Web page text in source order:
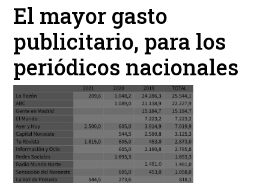
El mayor gasto
publicitario, para los
periódicos nacionales